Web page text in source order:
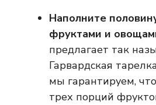
Наполните
фруктами и
предлагает так
Гарвардская
мы гарантируем,
трех порций